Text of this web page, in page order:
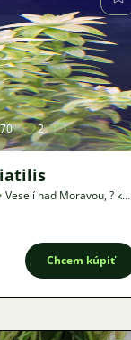
Obrázok
2
• Veselí nad Moravou,? km
Chcem kúpiť